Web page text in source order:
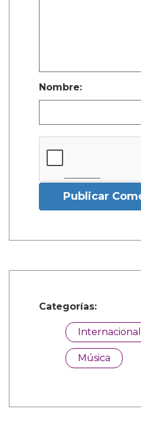
Nombre:
Publicar
Categorías:
Internacional
Música